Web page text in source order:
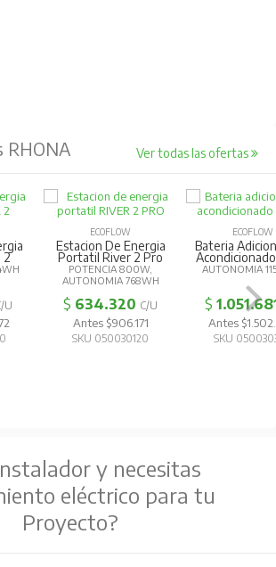
RHONA Ver todas las ofertas
2
U
ECOFLOW
Estacion De Energia
Portatil River 2 Pro
POTENCIA 800W,
AUTONOMIA 768WH
$ 634.320 C/U
Antes $906.171
SKU 050030120
ECOFLOW
Bateria
AUTONOMIA
$
Antes
SKU
y necesitas
eléctrico para tu
Proyecto?